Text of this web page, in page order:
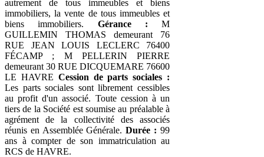
autrement de tous immeubles et biens
immobiliers, la vente de tous immeubles et
biens immobiliers. Gérance : M
GUILLEMIN THOMAS demeurant 76
RUE JEAN LOUIS LECLERC 76400
FÉCAMP ; M PELLERIN PIERRE
demeurant 30 RUE DICQUEMARE 76600
LE HAVRE Cession de parts sociales :
Les parts sociales sont librement cessibles
au profit d'un associé. Toute cession à un
tiers de la Société est soumise au préalable à
agrément de la collectivité des associés
réunis en Assemblée Générale.Durée : 99
ans à compter de son immatriculation au
RCS de HAVRE.